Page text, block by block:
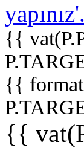
{{
{{
{{